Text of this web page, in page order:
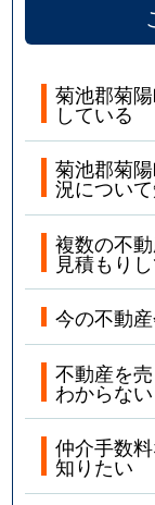
菊池郡菊
している
菊池郡菊
況につい
複数の不
見積もり
今の不動
不動産を
わからない
仲介手数
知りたい